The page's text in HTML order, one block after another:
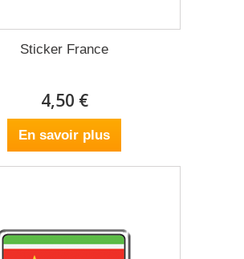
Sticker France
4,50 €
En savoir plus